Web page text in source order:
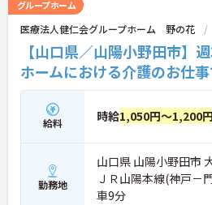
グループホーム
医療法人健仁会グループホーム 野の花
【山口県／山陽小野田市】
ホームにおける介護のお仕
給料 時給1,050円～1,200円
勤務地
山口県 山陽小野田市
ＪＲ山陽本線(神戸－
車9分